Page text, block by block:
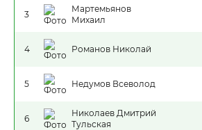
3
Мартемьянов
Михаил
4 Романов Николай
5 Недумов Всеволод
6
Николаев Дмитрий
Тульская